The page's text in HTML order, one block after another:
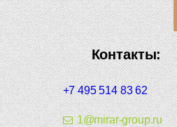
Контакты:
+7 495 514 83 62
1@mirar-group.ru